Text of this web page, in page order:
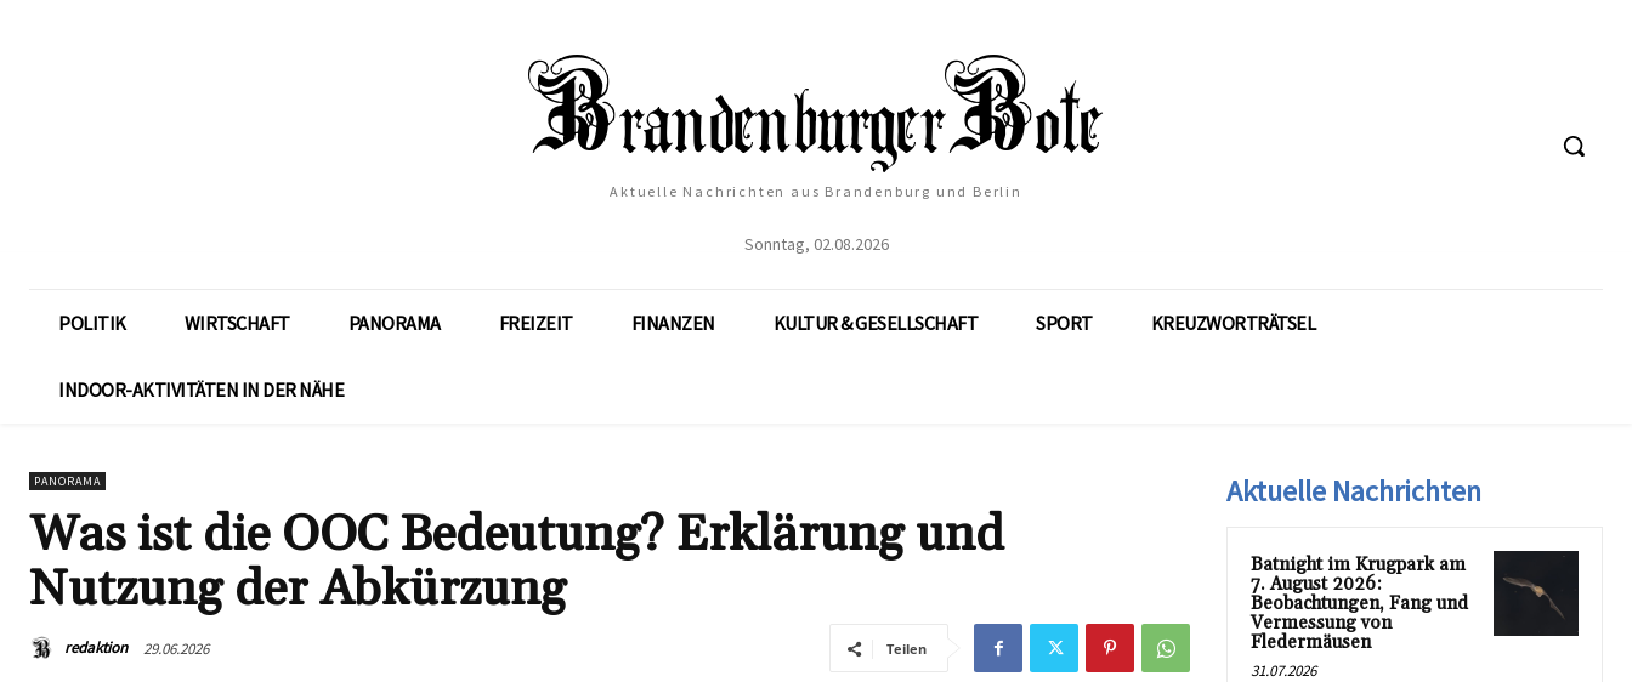
Aktuelle Nachrichten aus Brandenburg und Berlin
Sonntag, 02.08.2026
POLITIK WIRTSCHAFT PANORAMA FREIZEIT FINANZEN KULTUR & GESELLSCHAFT SPORT KREUZWORTRÄTSEL
INDOOR-AKTIVITÄTEN IN DER NÄHE
PANORAMA
Was ist die OOC Bedeutung? Erklärung und
Nutzung der Abkürzung
redaktion 29.06.2026 Teilen
Aktuelle Nachrichten
Batnight im Krugpark am
7. August 2026:
Beobachtungen, Fang und
Vermessung von
Fledermäusen
31.07.2026